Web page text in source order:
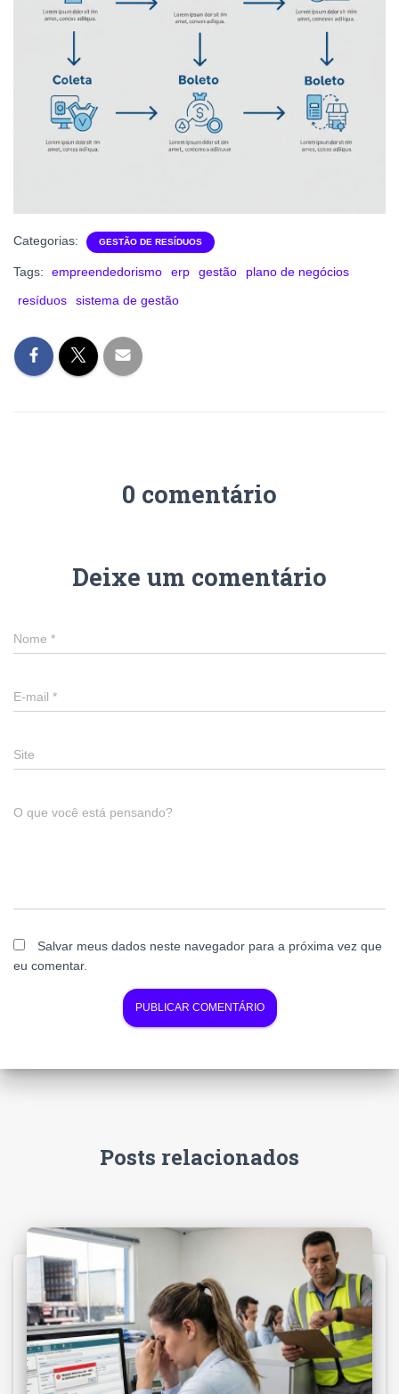
Categorias: GESTÃO DE RESÍDUOS
Tags: empreendedorismo erp gestão
plano de negócios
resíduos
sistema de gestão
0 comentário
Deixe um comentário
Nome *
E-mail *
Site
O que você está pensando?
Salvar meus dados neste navegador para a próxima vez que
eu comentar.
Posts relacionados